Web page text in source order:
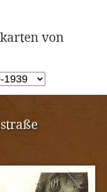
von